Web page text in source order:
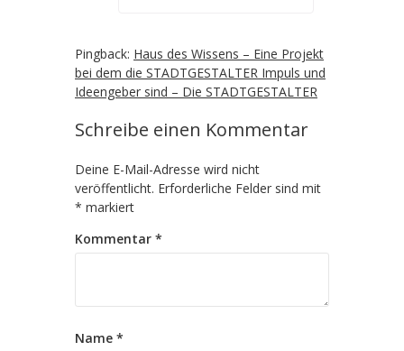
Pingback: Haus des Wissens – Eine Projekt
bei dem die STADTGESTALTER Impuls und
Ideengeber sind – Die STADTGESTALTER
Schreibe einen Kommentar
Deine E-Mail-Adresse wird nicht
veröffentlicht. Erforderliche Felder sind mit
* markiert
Kommentar *
Name *